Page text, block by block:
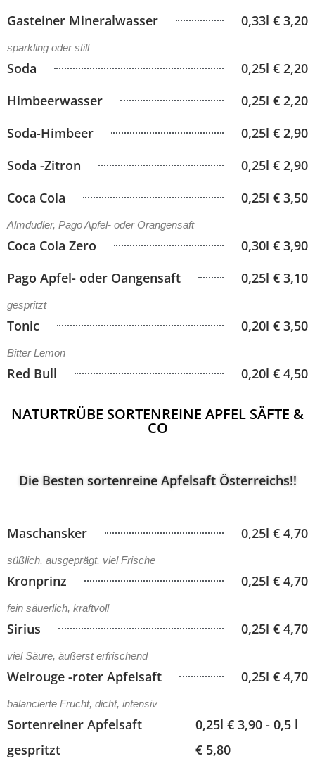
Gasteiner Mineralwasser 0,33l € 3,20
sparkling oder still
Soda
0,25l € 2,20
Himbeerwasser
0,25l € 2,20
Soda-Himbeer
0,25l € 2,90
Soda -Zitron
0,25l € 2,90
Coca Cola
0,25l € 3,50
Almdudler, Pago Apfel- oder Orangensaft
Coca Cola Zero
0,30l € 3,90
Pago Apfel- oder Oangensaft
0,25l € 3,10
gespritzt
Tonic 0,20l € 3,50
Bitter Lemon
Red Bull 0,20l € 4,50
NATURTRÜBE SORTENREINE APFEL SÄFTE &
CO
Die Besten sortenreine Apfelsaft Österreichs!!
Maschansker 0,25l € 4,70
süßlich, ausgeprägt, viel Frische
Kronprinz 0,25l € 4,70
fein säuerlich, kraftvoll
Sirius 0,25l € 4,70
viel Säure, äußerst erfrischend
Weirouge -roter Apfelsaft 0,25l € 4,70
balancierte Frucht, dicht, intensiv
Sortenreiner Apfelsaft
gespritzt
0,25l € 3,90 - 0,5 l
€ 5,80